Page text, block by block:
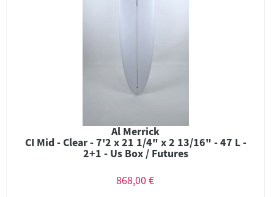
Al Merrick
CI Mid - Clear - 7'2 x 21 1/4" x 2 13/16" - 47 L -
2+1 - Us Box / Futures
868,00 €